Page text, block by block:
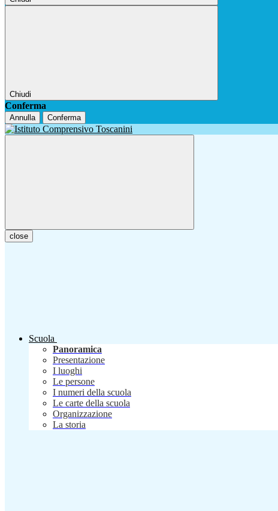
Chiudi
Conferma
Annulla Conferma
close
Scuola
Panoramica
Presentazione
I luoghi
Le persone
I numeri della scuola
Le carte della scuola
Organizzazione
La storia